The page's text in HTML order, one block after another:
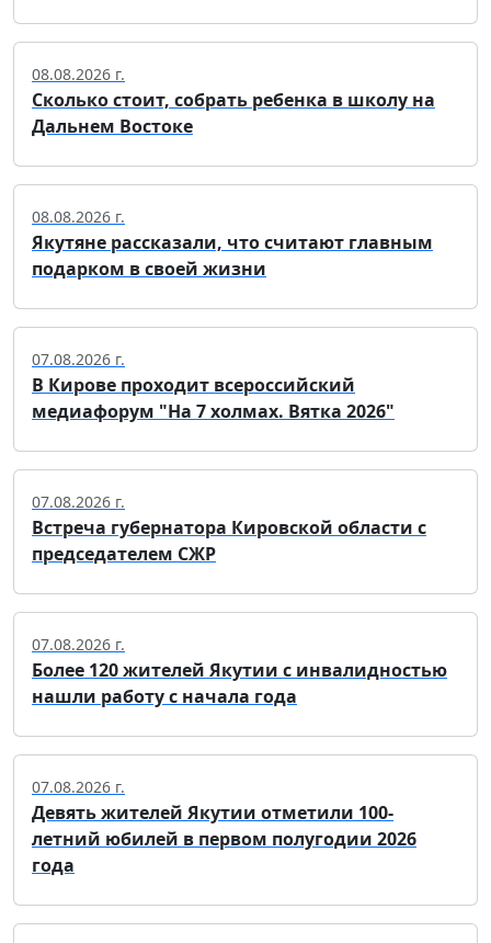
08.08.2026 г.
Сколько стоит, собрать ребенка в школу на
Дальнем Востоке
08.08.2026 г.
Якутяне рассказали, что считают главным
подарком в своей жизни
07.08.2026 г.
В Кирове проходит всероссийский
медиафорум "На 7 холмах. Вятка 2026"
07.08.2026 г.
Встреча губернатора Кировской области с
председателем СЖР
07.08.2026 г.
Более 120 жителей Якутии с инвалидностью
нашли работу с начала года
07.08.2026 г.
Девять жителей Якутии отметили 100-
летний юбилей в первом полугодии 2026
года